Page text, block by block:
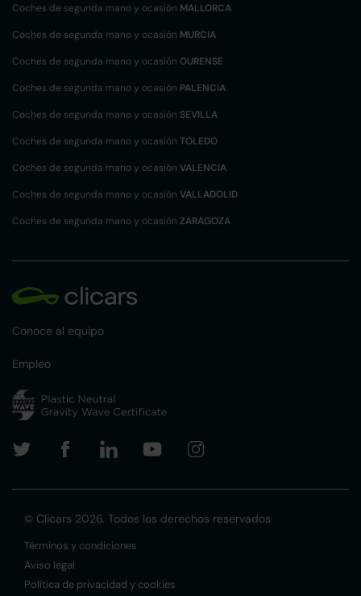
Coches de segunda mano y ocasión MALLORCA
Coches de segunda mano y ocasión MURCIA
Coches de segunda mano y ocasión OURENSE
Coches de segunda mano y ocasión PALENCIA
Coches de segunda mano y ocasión SEVILLA
Coches de segunda mano y ocasión TOLEDO
Coches de segunda mano y ocasión VALENCIA
Coches de segunda mano y ocasión VALLADOLID
Coches de segunda mano y ocasión ZARAGOZA
Conoce al equipo
Empleo
© Clicars 2026. Todos los derechos reservados
Términos y condiciones
Aviso legal
Política de privacidad y cookies